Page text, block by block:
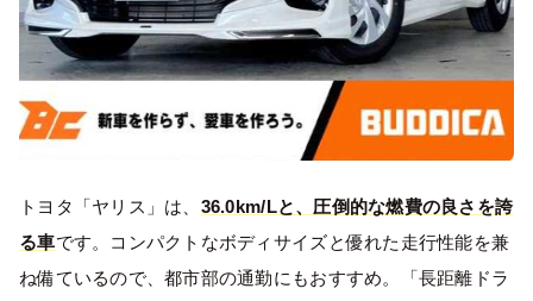
トヨタ「ヤリス」は、 36.0km/Lと、圧倒的な燃費の良さを誇
る車です。コンパクトなボディサイズと優れた走行性能を兼
ね備ているので、都市部の通勤にもおすすめ。「長距離ドラ